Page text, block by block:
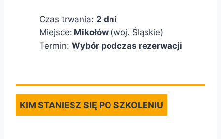
Czas trwania: 2 dni
Miejsce: Mikołów (woj. Śląskie)
Termin: Wybór podczas rezerwacji
KIM STANIESZ SIĘ PO SZKOLENIU